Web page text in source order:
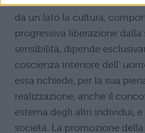
da un lato la cultura,
progressiva liberazione
sensibilità, dipende
coscienza interiore dell’
essa richiede, per la sua
realizzazione, anche il
esterna degli altri individui,
società. La promozione